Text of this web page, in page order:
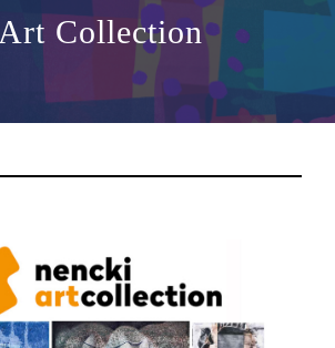
Collection